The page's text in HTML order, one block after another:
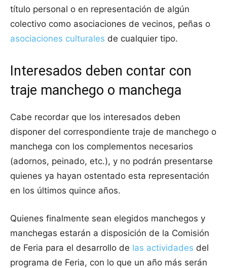
título personal o en representación de algún
colectivo como asociaciones de vecinos, peñas o
asociaciones culturales de cualquier tipo.
Interesados deben contar con
traje manchego o manchega
Cabe recordar que los interesados deben
disponer del correspondiente traje de manchego o
manchega con los complementos necesarios
(adornos, peinado, etc.), y no podrán presentarse
quienes ya hayan ostentado esta representación
en los últimos quince años.
Quienes finalmente sean elegidos manchegos y
manchegas estarán a disposición de la Comisión
de Feria para el desarrollo de las actividades del
programa de Feria, con lo que un año más serán